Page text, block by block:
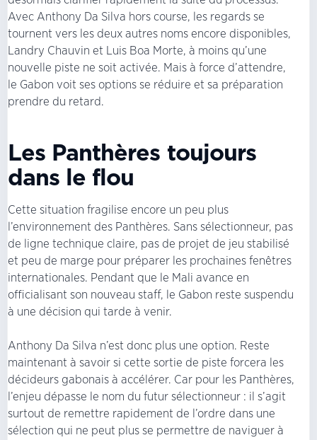
Avec Anthony Da Silva hors course, les regards se
tournent vers les deux autres noms encore disponibles,
Landry Chauvin et Luis Boa Morte, à moins qu’une
nouvelle piste ne soit activée. Mais à force d’attendre,
le Gabon voit ses options se réduire et sa préparation
prendre du retard.
Les Panthères toujours
dans le flou
Cette situation fragilise encore un peu plus
l’environnement des Panthères. Sans sélectionneur, pas
de ligne technique claire, pas de projet de jeu stabilisé
et peu de marge pour préparer les prochaines fenêtres
internationales. Pendant que le Mali avance en
officialisant son nouveau staff, le Gabon reste suspendu
à une décision qui tarde à venir.
Anthony Da Silva n’est donc plus une option. Reste
maintenant à savoir si cette sortie de piste forcera les
décideurs gabonais à accélérer. Car pour les Panthères,
l’enjeu dépasse le nom du futur sélectionneur : il s’agit
surtout de remettre rapidement de l’ordre dans une
sélection qui ne peut plus se permettre de naviguer à